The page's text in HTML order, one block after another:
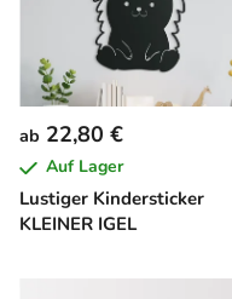
Lustiger Kindersticker
KLEINER IGEL
ab 22,80 €
Auf Lager